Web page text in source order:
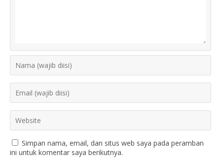
Simpan nama, email, dan situs web saya pada peramban
ini untuk komentar saya berikutnya.